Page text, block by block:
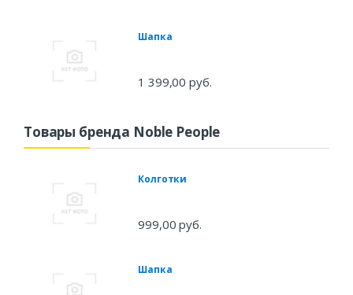
Шапка
1 399,00 руб.
Товары бренда Noble People
Колготки
999,00 руб.
Шапка